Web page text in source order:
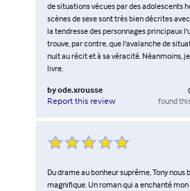
de situations vécues par des adolescents
scènes de sexe sont très bien décrites
la tendresse des personnages principaux
trouve, par contre, que l'avalanche de
nuit au récit et à sa véracité. Néanmoins,
livre.
byode.xrousse
Report this review
found
Du drame au bonheur suprême, Tony nous
magnifique. Un roman qui a enchanté